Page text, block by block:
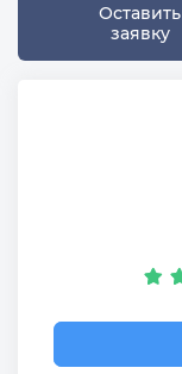
Оставить
заявку